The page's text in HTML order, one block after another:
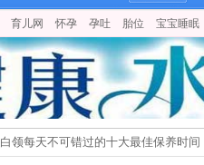
育儿网 怀孕 孕吐 胎位 宝宝睡眠
白领每天不可错过的十大最佳保养时间